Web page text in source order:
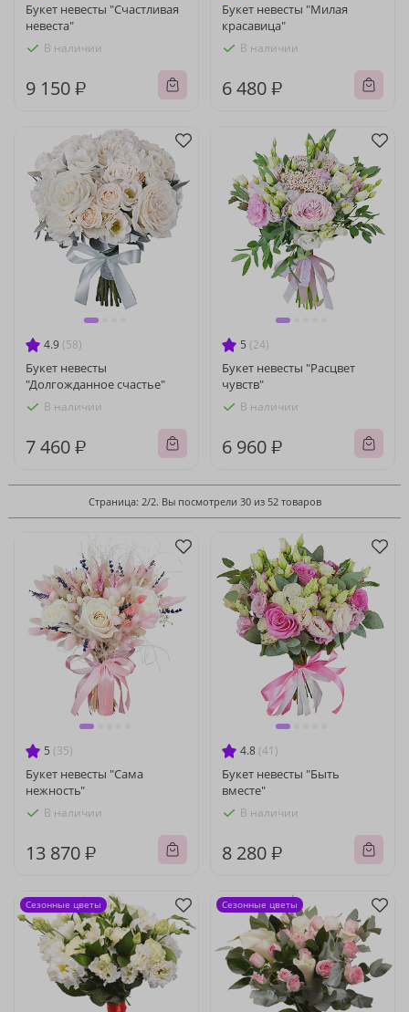
Букет невесты "Счастливая
невеста"
В наличии
9 150 ₽
Букет невесты "Милая
красавица"
В наличии
6 480 ₽
4.9 (58)
Букет невесты
"Долгожданное счастье"
В наличии
7 460 ₽
5 (24)
Букет невесты "Расцвет
чувств"
В наличии
6 960 ₽
Страница: 2/2. Вы посмотрели 30 из 52 товаров
5 (35)
Букет невесты "Сама
нежность"
В наличии
13 870 ₽
4.8 (41)
Букет невесты "Быть
вместе"
В наличии
8 280 ₽
Сезонные цветы Сезонные цветы